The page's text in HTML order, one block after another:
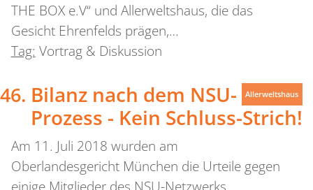
THE BOX e.V“ und Allerweltshaus, die das
Gesicht Ehrenfelds prägen,…
Tag: Vortrag & Diskussion
Bilanz nach dem NSU-
Prozess - Kein Schluss-Strich!
Am 11. Juli 2018 wurden am
Oberlandesgericht München die Urteile gegen
Allerweltshaus